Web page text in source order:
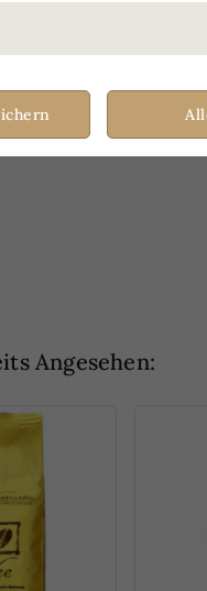
Angesehen: